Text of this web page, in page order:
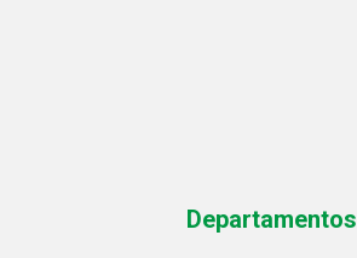
Departamentos